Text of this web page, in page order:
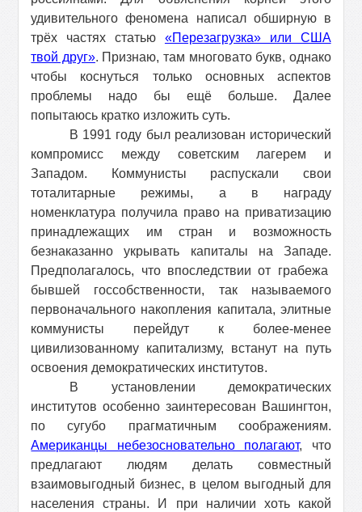
удивительного феномена написал обширную в
трёх частях статью «Перезагрузка» или США
твой друг». Признаю, там многовато букв, однако
чтобы коснуться только основных аспектов
проблемы надо бы ещё больше. Далее
попытаюсь кратко изложить суть.
В 1991 году был реализован исторический
компромисс между советским лагерем и
Западом. Коммунисты распускали свои
тоталитарные режимы, а в награду
номенклатура получила право на приватизацию
принадлежащих им стран и возможность
безнаказанно укрывать капиталы на Западе.
Предполагалось, что впоследствии от грабежа
бывшей госсобственности, так называемого
первоначального накопления капитала, элитные
коммунисты перейдут к более-менее
цивилизованному капитализму, встанут на путь
освоения демократических институтов.
В установлении демократических
институтов особенно заинтересован Вашингтон,
по сугубо прагматичным соображениям.
Американцы небезосновательно полагают, что
предлагают людям делать совместный
взаимовыгодный бизнес, в целом выгодный для
населения страны. И при наличии хоть какой